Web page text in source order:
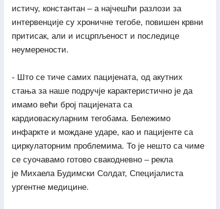
истичу, константан – а најчешћи разлози за
интервенције су хроничне тегобе, повишен крвни
притисак, али и исцрпљеност и последице
неумерености.
- Што се тиче самих пацијената, од акутних
стања за наше подручје карактеристично је да
имамо већи број пацијената са
кардиоваскуларним тегобама. Бележимо
инфаркте и мождане ударе, као и пацијенте са
циркулаторним проблемима. То је нешто са чиме
се суочавамо готово свакодневно – рекла
је Михаела Будимски Солдат, Специјалиста
ургентне медицине.